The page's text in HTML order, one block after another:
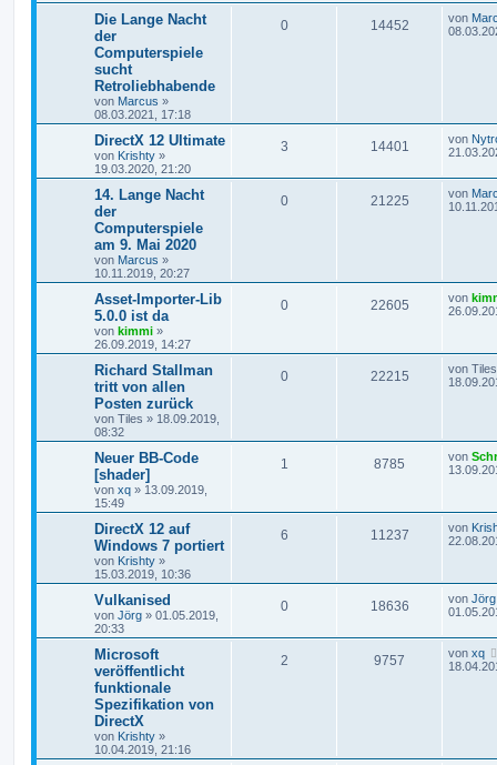
Die Lange Nacht
der
Computerspiele
sucht
Retroliebhabende
von Marcus »
08.03.2021, 17:18
0 14452 von
DirectX 12 Ultimate
von Krishty »
19.03.2020, 21:20
3 14401 von
14. Lange Nacht
der
Computerspiele
am 9. Mai 2020
von Marcus »
10.11.2019, 20:27
0 21225 von
Asset-Importer-Lib
5.0.0 ist da
von kimmi »
26.09.2019, 14:27
0 22605 von
Richard Stallman
tritt von allen
Posten zurück
von Tiles » 18.09.2019,
08:32
0 22215 von Tiles
Neuer BB-Code
[shader]
von xq » 13.09.2019,
15:49
1 8785 von
DirectX 12 auf
Windows 7 portiert
von Krishty »
15.03.2019, 10:36
6 11237 von
Vulkanised
von Jörg » 01.05.2019,
20:33
0 18636 von Jörg
Microsoft
veröffentlicht
funktionale
Spezifikation von
DirectX
von Krishty »
10.04.2019, 21:16
2 9757 von xq